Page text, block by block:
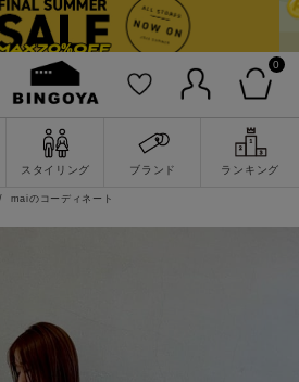
0
スタイリング ブランド ランキング
詳細検索
maiのコーディネート